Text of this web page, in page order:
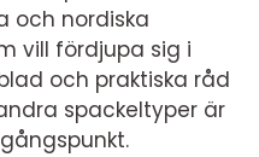
och nordiska
vill fördjupa sig i
och praktiska råd
spackeltyper är